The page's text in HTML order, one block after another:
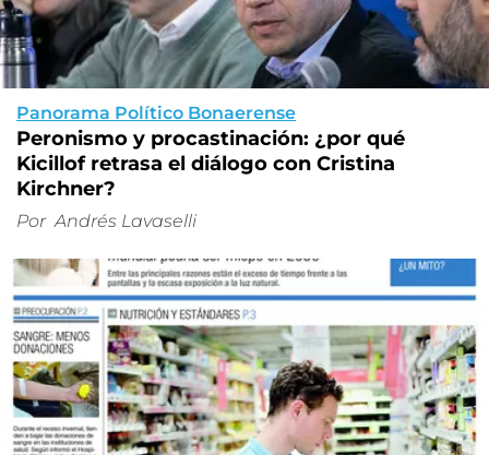
Panorama Político Bonaerense
Peronismo y procastinación: ¿por qué
Kicillof retrasa el diálogo con Cristina
Kirchner?
Por Andrés Lavaselli